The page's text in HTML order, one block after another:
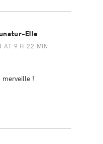
Elle
AT 9 H 22 MIN
merveille !